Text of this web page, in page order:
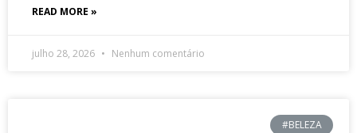
READ MORE »
julho 28, 2026 Nenhum comentário
#BELEZA